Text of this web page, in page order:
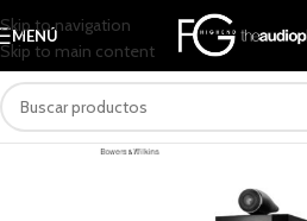
Skip to navigation
Skip to main content
MENÚ